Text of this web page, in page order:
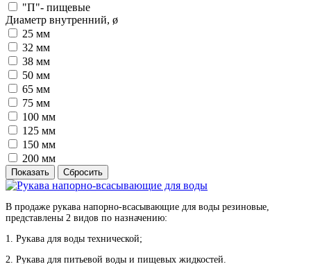
"П"- пищевые
Диаметр внутренний, ø
25 мм
32 мм
38 мм
50 мм
65 мм
75 мм
100 мм
125 мм
150 мм
200 мм
В продаже рукава напорно-всасывающие для воды резиновые,
представлены 2 видов по назначению:
1. Рукава для воды технической;
2. Рукава для питьевой воды и пищевых жидкостей.